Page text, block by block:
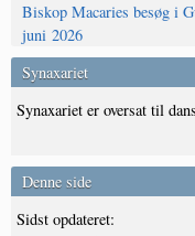
Biskop Macaries besøg i
juni 2026
Synaxariet
Synaxariet er oversat til
Denne side
Sidst opdateret: